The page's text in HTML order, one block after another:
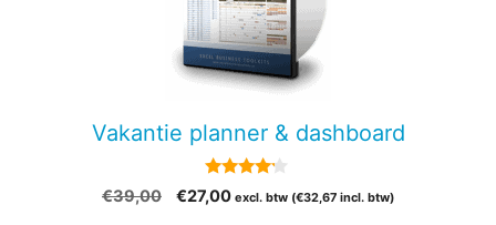
Vakantie planner & dashboard
4.00
van 5
€39,00
Oorspronkelijke
€27,00Huidige
excl. btw (€32,67 incl. btw)